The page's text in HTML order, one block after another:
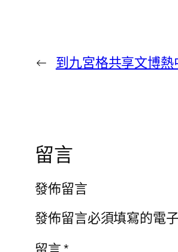
← 到九宮格共享文博熱
留言
發佈留言
發佈留言必須填寫的電